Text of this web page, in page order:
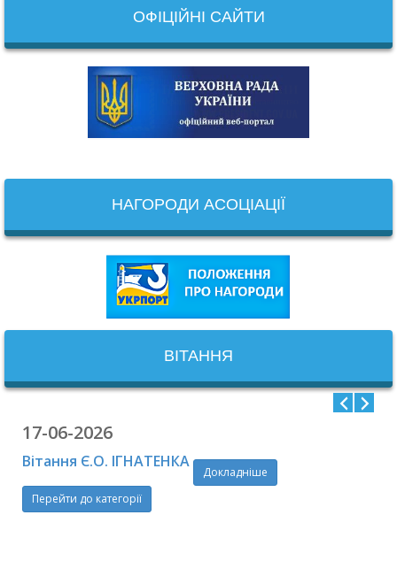
ОФІЦІЙНІ САЙТИ
НАГОРОДИ АСОЦІАЦІЇ
ВІТАННЯ
17-06-2026
Вітання Є.О. ІГНАТЕНКА
Докладніше
Перейти до категорії